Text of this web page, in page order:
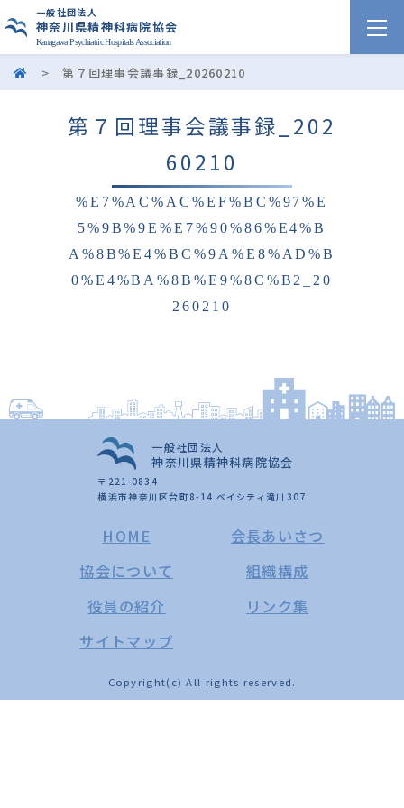
一般社団法人
神奈川県精神科病院協会
Kanagawa Psychiatric Hospitals Association
>第７回理事会議事録_20260210
第７回理事会議事録_202
60210
%E7%AC%AC%EF%BC%97%E
5%9B%9E%E7%90%86%E4%B
A%8B%E4%BC%9A%E8%AD%B
0%E4%BA%8B%E9%8C%B2_20
260210
一般社団法人
神奈川県精神科病院協会
〒221-0834
横浜市神奈川区台町8-14 ベイシティ滝川307
HOME
会長あいさつ
協会について
組織構成
役員の紹介
リンク集
サイトマップ
Copyright(c) All rights reserved.